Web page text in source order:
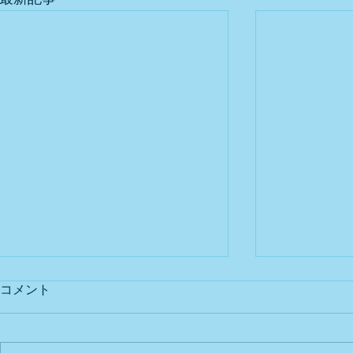
出店予定
コメント